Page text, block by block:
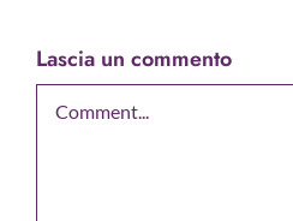
Lascia un commento